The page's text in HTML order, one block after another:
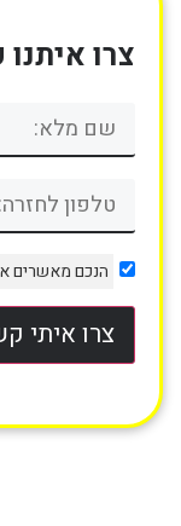
צרו
הנכם מאשרים
צרו איתי